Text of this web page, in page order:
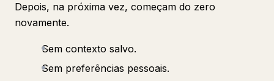
Depois, na próxima vez, começam do zero
novamente.
Sem contexto salvo.
Sem preferências pessoais.